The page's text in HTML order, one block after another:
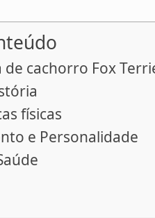
de cachorro Fox
físicas
e Personalidade